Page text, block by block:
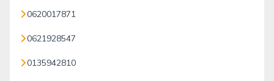
0620017871
0621928547
0135942810